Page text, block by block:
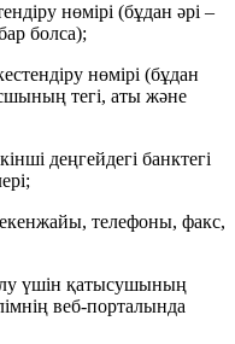
нөмірі (бұдан әрі –
болса);
нөмірі (бұдан
тегі, аты және
деңгейдегі банктегі
телефоны, факс,
үшін қатысушының
веб-порталында